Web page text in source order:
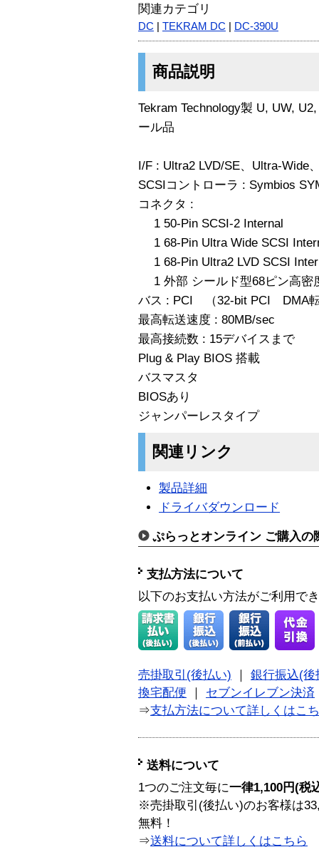
関連カテゴリ
DC TEKRAM DC DC-390U
商品説明
Tekram Technology製 U, UW,
ール品
I/F : Ultra2 LVD/SE、Ultra-Wide
SCSIコントローラ : Symbios
コネクタ :
1 50-Pin SCSI-2 Internal
1 68-Pin Ultra Wide SCSI
1 68-Pin Ultra2 LVD SCSI
1 外部 シールド型68ピン高密
バス : PCI （32-bit PCI DMA
最高転送速度 : 80MB/sec
最高接続数 : 15デバイスまで
Plug & Play BIOS 搭載
バスマスタ
BIOSあり
ジャンパーレスタイプ
関連リンク
製品詳細
ドライバダウンロード
ぷらっとオンライン ご購入の
支払方法について
以下のお支払い方法がご利用で
売掛取引(後払い)
銀行振込(後
換宅配便
セブンイレブン決済
⇒支払方法について詳しくはこ
送料について
1つのご注文毎に一律1,100円(税
※売掛取引(後払い)のお客様は
無料！
⇒送料について詳しくはこちら